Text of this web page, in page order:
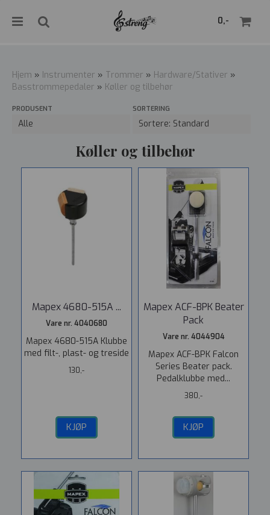
0,-
Hjem » Instrumenter » Trommer » Hardware/Stativer »
Basstrommepedaler » Køller og tilbehør
PRODUSENT SORTERING
Køller og tilbehør
Mapex 4680-515A ...
Vare nr. 4040680
Mapex 4680-515A Klubbe
med filt-, plast- og treside
130,-
KJØP
Mapex ACF-BPK Beater
Pack
Vare nr. 4044904
Mapex ACF-BPK Falcon
Series Beater pack.
Pedalklubbe med...
380,-
KJØP